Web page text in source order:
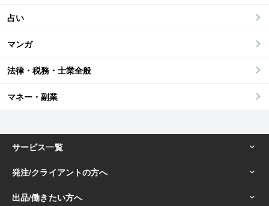
占い
マンガ
法律・税務・士業全般
マネー・副業